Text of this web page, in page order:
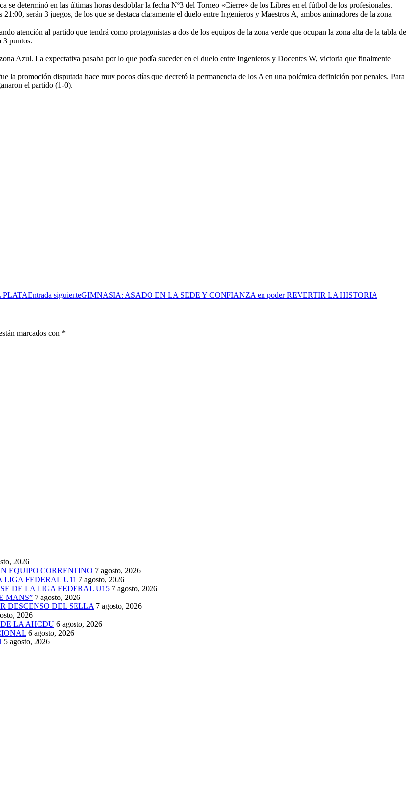
determinó en las últimas horas desdoblar la fecha Nº3 del Torneo «Cierre» de los Libres en el fútbol de los profesionales.
serán 3 juegos, de los que se destaca claramente el duelo entre Ingenieros y Maestros A, ambos animadores de la zona
atención al partido que tendrá como protagonistas a dos de los equipos de la zona verde que ocupan la zona alta de la tabla de
3 puntos.
Azul. La expectativa pasaba por lo que podía suceder en el duelo entre Ingenieros y Docentes W, victoria que finalmente
la promoción disputada hace muy pocos días que decretó la permanencia de los A en una polémica definición por penales. Para
el partido (1-0).
Entrada siguienteGIMNASIA: ASADO EN LA SEDE Y CONFIANZA en poder REVERTIR LA HISTORIA
marcados con *
2026
EQUIPO CORRENTINO 7 agosto, 2026
FEDERAL U11 7 agosto, 2026
DE LA LIGA FEDERAL U15 7 agosto, 2026
MANS” 7 agosto, 2026
DESCENSO DEL SELLA 7 agosto, 2026
2026
LA AHCDU 6 agosto, 2026
6 agosto, 2026
5 agosto, 2026